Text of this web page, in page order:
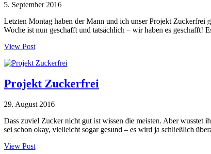
5. September 2016
Letzten Montag haben der Mann und ich unser Projekt Zuckerfrei
Woche ist nun geschafft und tatsächlich – wir haben es geschafft!
View Post
Projekt Zuckerfrei
29. August 2016
Dass zuviel Zucker nicht gut ist wissen die meisten. Aber wusstet
sei schon okay, vielleicht sogar gesund – es wird ja schließlich
View Post